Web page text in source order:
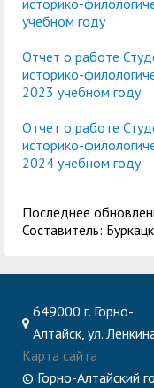
историко-
учебном году
Отчет о работе
историко-
2023 учебном году
Отчет о работе
историко-
2024 учебном году
Последнее
Составитель:
649000 г. Горно-
Алтайск, ул.
Карта сайта
© Горно-Алтайский